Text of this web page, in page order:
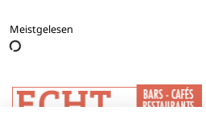
Meistgelesen